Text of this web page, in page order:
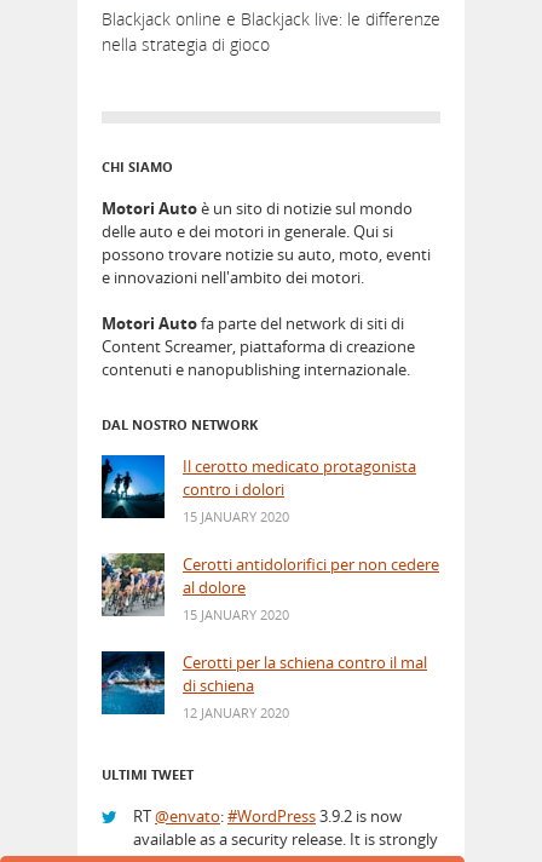
Blackjack online e Blackjack live: le differenze
nella strategia di gioco
CHI SIAMO
Motori Autoè un sito di notizie sul mondo
delle auto e dei motori in generale. Qui si
possono trovare notizie su auto, moto, eventi
e innovazioni nell'ambito dei motori.
Motori Autofa parte del network di siti di
Content Screamer, piattaforma di creazione
contenuti e nanopublishing internazionale.
DAL NOSTRO NETWORK
Il cerotto medicato protagonista
contro i dolori
15 JANUARY 2020
Cerotti antidolorifici per non cedere
al dolore
15 JANUARY 2020
Cerotti per la schiena contro il mal
di schiena
12 JANUARY 2020
ULTIMI TWEET
RT@envato:#WordPress3.9.2 is now
available as a security release. It is strongly